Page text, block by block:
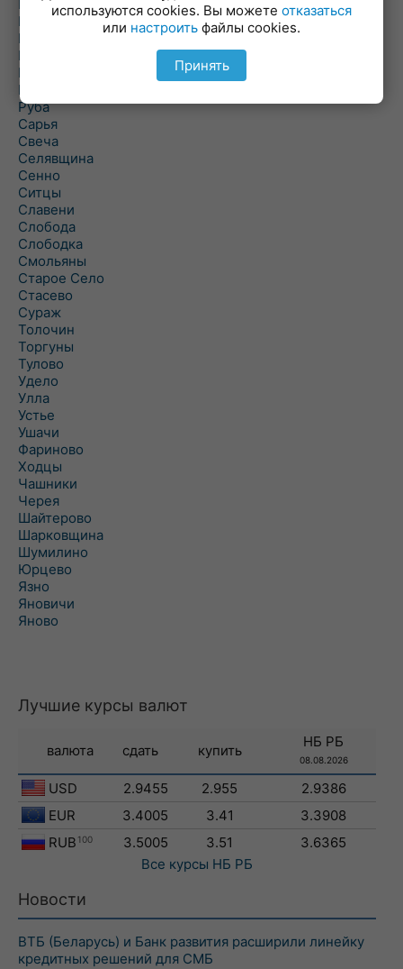
Погоща
Подсвилье
Полоцк
Поставы
Прозороки
Россоны
Руба
Сарья
Свеча
Селявщина
Сенно
Ситцы
Славени
Слобода
Слободка
Смольяны
Старое Село
Стасево
Сураж
Толочин
Торгуны
Тулово
Удело
Улла
Устье
Ушачи
Фариново
Ходцы
Чашники
Черея
Шайтерово
Шарковщина
Шумилино
Юрцево
Язно
Яновичи
Яново
Лучшие курсы валют
валюта сдать купить
НБ РБ
08.08.2026
USD 2.9455 2.955
2.9386
EUR
3.4005 3.41
3.3908
RUB 100 3.5005 3.51
3.6365
Все курсы НБ РБ
Новости
ВТБ (Беларусь) и Банк развития расширили линейку
кредитных решений для СМБ
используются cookies. Вы можете отказаться
или настроить файлы cookies.
Принять